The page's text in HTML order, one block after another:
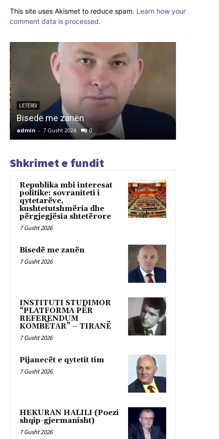
This site uses Akismet to reduce spam. Learn how your
comment data is processed.
LETËRSI
Bisedë me zanën
admin - 7 Gusht 2026 0
Shkrimet e fundit
Republika mbi interesat
politike: sovraniteti i
qytetarëve,
kushtetutshmëria dhe
përgjegjësia shtetërore
7 Gusht 2026
Bisedë me zanën
7 Gusht 2026
INSTITUTI STUDIMOR
“PLATFORMA PËR
REFERENDUM
KOMBËTAR” – TIRANË
7 Gusht 2026
Pijanecët e qytetit tim
7 Gusht 2026
HEKURAN HALILI (Poezi
shqip-gjermanisht)
7 Gusht 2026